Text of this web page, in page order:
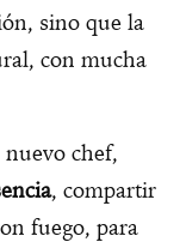
sino que la
con mucha
chef,
, compartir
fuego, para